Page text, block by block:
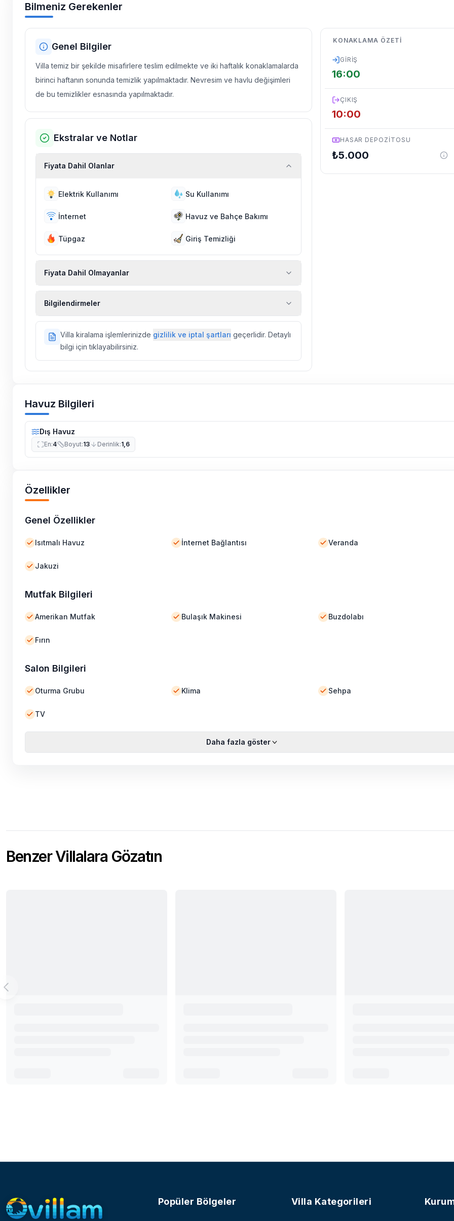
Bilmeniz Gerekenler
Genel Bilgiler
Villa temiz bir şekilde misafirlere teslim edilmekte ve iki haftalık konaklamalarda
birinci haftanın sonunda temizlik yapılmaktadır. Nevresim ve havlu değişimleri
de bu temizlikler esnasında yapılmaktadır.
Ekstralar ve Notlar
Fiyata Dahil Olanlar
Elektrik Kullanımı Su Kullanımı
İnternet Havuz ve Bahçe Bakımı
Tüpgaz Giriş Temizliği
Fiyata Dahil Olmayanlar
Bilgilendirmeler
ilaçlama yapılmaktadır. Buna rağmen çevrede kelebek, böcek, sinek
vs. bulunma ihtimali vardır.
Villalarımızın bulunmuş olduğu bölgelerde dönemsel olarak altyapı
Villa kiralama işlemlerinizde gizlilik ve iptal şartları geçerlidir. Detaylı
bilgi için tıklayabilirsiniz.
KONAKLAMA ÖZETI
GIRIŞ
16:00
ÇIKIŞ
10:00
HASAR DEPOZITOSU
₺5.000
Havuz Bilgileri
Dış Havuz
En:4 Boyut:13 Derinlik:1,6
Özellikler
Genel Özellikler
Isıtmalı Havuz İnternet Bağlantısı Veranda
Jakuzi
Mutfak Bilgileri
Amerikan Mutfak Bulaşık Makinesi Buzdolabı
Fırın
Salon Bilgileri
Oturma Grubu Klima Sehpa
TV
Daha fazla göster
Benzer Villalara Gözatın
Popüler Bölgeler Villa Kategorileri